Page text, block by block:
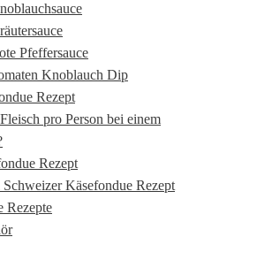
Pfeffersauce
Knoblauch Dip
Rezept
pro Person bei einem
Rezept
Käsefondue Rezept
Rezepte